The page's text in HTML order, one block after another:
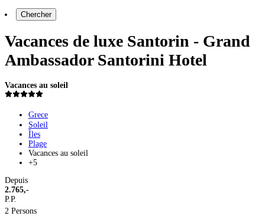
Chercher
Vacances de luxe Santorin - Grand
Ambassador Santorini Hotel
Vacances au soleil
Grece
Soleil
Îles
Plage
Vacances au soleil
+5
Depuis
2.765,-
P.P.
2 Persons